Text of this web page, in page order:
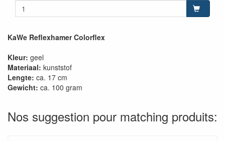
KaWe Reflexhamer Colorflex
Kleur: geel
Materiaal: kunststof
Lengte: ca. 17 cm
Gewicht: ca. 100 gram
Nos suggestion pour matching produits: